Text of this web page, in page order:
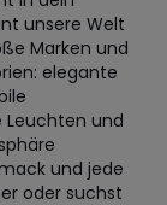
unsere Welt
Marken und
elegante
Leuchten und
und jede
oder suchst